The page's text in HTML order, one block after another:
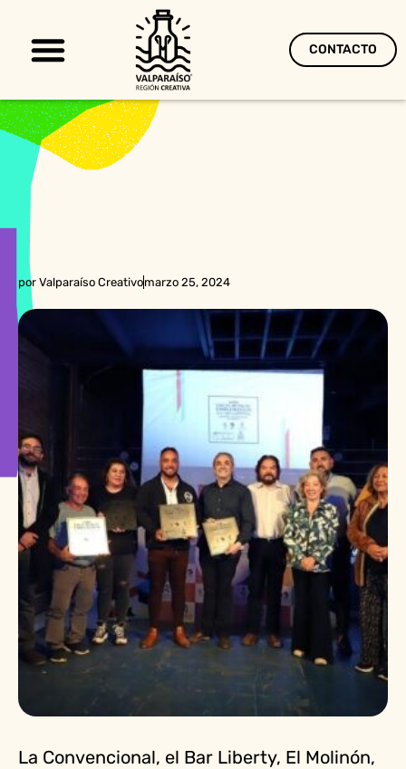
CONTACTO
por Valparaíso Creativomarzo 25, 2024
La Convencional, el Bar Liberty, El Molinón,